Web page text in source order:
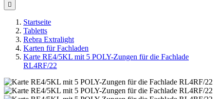

Startseite
Tabletts
Rebra Extralight
Karten für Fachladen
Karte RE4/5KL mit 5 POLY-Zungen für die Fachlade
RL4RF/22